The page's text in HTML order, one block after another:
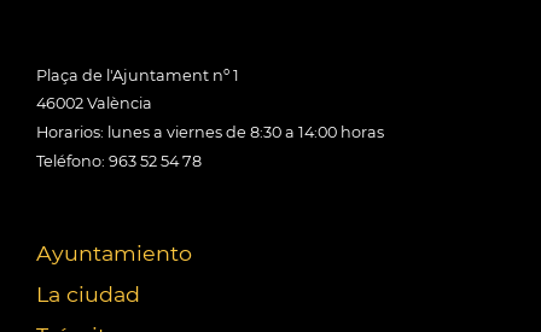
Plaça de l'Ajuntament nº 1
46002 València
Horarios: lunes a viernes de 8:30 a 14:00 horas
Teléfono: 963 52 54 78
Ayuntamiento
La ciudad